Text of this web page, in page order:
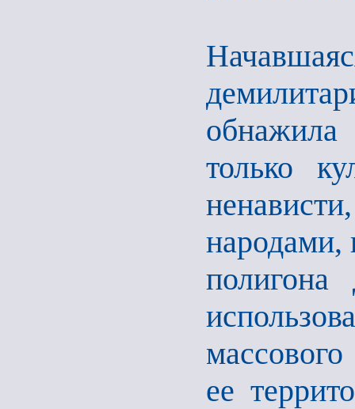
только
народами,
ее